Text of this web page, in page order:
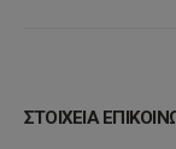
ΣΤΟΙΧΕΙΑ